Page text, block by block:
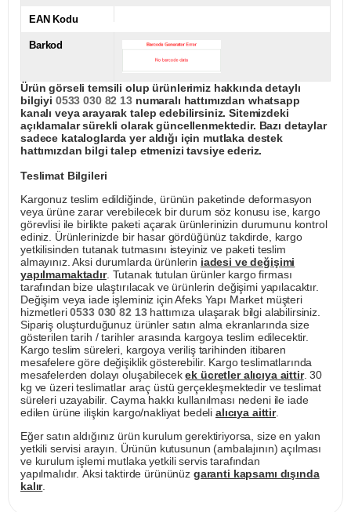
EAN Kodu
Barkod
Ürün görseli temsili olup ürünlerimiz hakkında detaylı
bilgiyi 0533 030 82 13numaralı hattımızdan whatsapp
kanalı veya arayarak talep edebilirsiniz. Sitemizdeki
açıklamalar sürekli olarak güncellenmektedir. Bazı detaylar
sadece kataloglarda yer aldığı için mutlaka destek
hattımızdan bilgi talep etmenizi tavsiye ederiz.
Teslimat Bilgileri
Kargonuz teslim edildiğinde, ürünün paketinde deformasyon
veya ürüne zarar verebilecek bir durum söz konusu ise, kargo
görevlisi ile birlikte paketi açarak ürünlerinizin durumunu kontrol
ediniz. Ürünlerinizde bir hasar gördüğünüz takdirde, kargo
yetkilisinden tutanak tutmasını isteyiniz ve paketi teslim
almayınız. Aksi durumlarda ürünlerin iadesi ve değişimi
yapılmamaktadır. Tutanak tutulan ürünler kargo firması
tarafından bize ulaştırılacak ve ürünlerin değişimi yapılacaktır.
Değişim veya iade işleminiz için Afeks Yapı Market müşteri
hizmetleri0533 030 82 13hattımıza ulaşarak bilgi alabilirsiniz.
Sipariş oluşturduğunuz ürünler satın alma ekranlarında size
gösterilen tarih / tarihler arasında kargoya teslim edilecektir.
Kargo teslim süreleri, kargoya veriliş tarihinden itibaren
mesafelere göre değişiklik gösterebilir. Kargo teslimatlarında
mesafelerden dolayı oluşabilecekek ücretler alıcıya aittir. 30
kg ve üzeri teslimatlar araç üstü gerçekleşmektedir ve teslimat
süreleri uzayabilir. Cayma hakkı kullanılması nedeni ile iade
edilen ürüne ilişkin kargo/nakliyat bedeli alıcıya aittir.
Eğer satın aldığınız ürün kurulum gerektiriyorsa, size en yakın
yetkili servisi arayın. Ürünün kutusunun (ambalajının) açılması
ve kurulum işlemi mutlaka yetkili servis tarafından
yapılmalıdır. Aksi taktirde ürününüz garanti kapsamı dışında
kalır.